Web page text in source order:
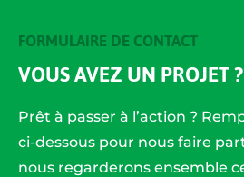
FORMULAIRE DE CONTACT
VOUS AVEZ UN PROJET ?
Prêt à passer à l’action ?
ci-dessous pour nous faire
nous regarderons ensemble